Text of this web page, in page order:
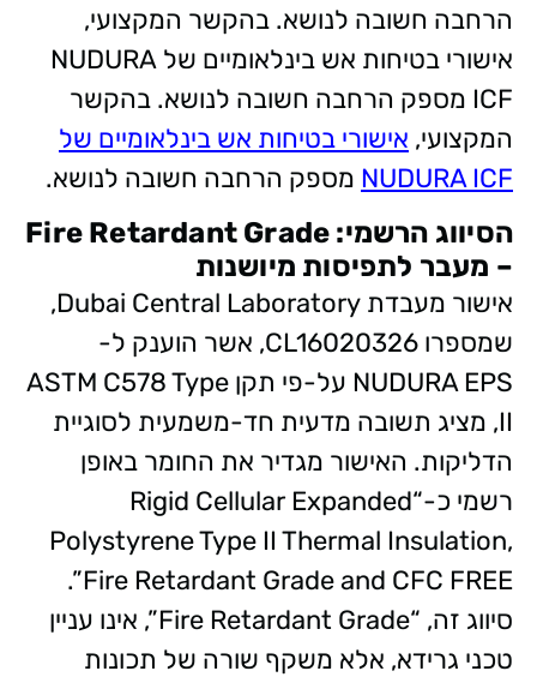
הרחבה חשובה לנושא. בהקשר המקצועי,
אישורי בטיחות אש בינלאומיים של NUDURA
ICF מספק הרחבה חשובה לנושא. בהקשר
המקצועי, אישורי בטיחות אש בינלאומיים של
NUDURA ICF מספק הרחבה חשובה לנושא.
הסיווג הרשמי: Fire Retardant Grade
– מעבר לתפיסות מיושנות
אישור מעבדת Dubai Central Laboratory,
שמספרו CL16020326, אשר הוענק ל-
NUDURA EPS על-פי תקן ASTM C578 Type
II, מציג תשובה מדעית חד-משמעית לסוגיית
הדליקות. האישור מגדיר את החומר באופן
רשמי כ-“Rigid Cellular Expanded
Polystyrene Type II Thermal Insulation,
Fire Retardant Grade and CFC FREE”.
סיווג זה, “Fire Retardant Grade”, אינו עניין
טכני גרידא, אלא משקף שורה של תכונות